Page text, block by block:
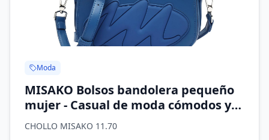
Moda
MISAKO Bolsos bandolera pequeño
mujer - Casual de moda cómodos y
resistentes
CHOLLO MISAKO 11.70